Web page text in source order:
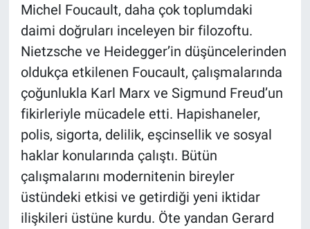
Michel Foucault, daha çok toplumdaki
daimi doğruları inceleyen bir filozoftu.
Nietzsche ve Heidegger’in düşüncelerinden
oldukça etkilenen Foucault, çalışmalarında
çoğunlukla Karl Marx ve Sigmund Freud’un
fikirleriyle mücadele etti. Hapishaneler,
polis, sigorta, delilik, eşcinsellik ve sosyal
haklar konularında çalıştı. Bütün
çalışmalarını modernitenin bireyler
üstündeki etkisi ve getirdiği yeni iktidar
ilişkileri üstüne kurdu. Öte yandan Gerard